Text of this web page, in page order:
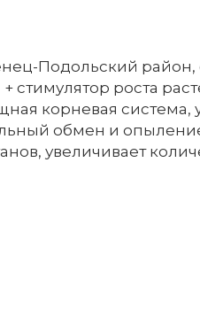
Подольский район,
стимулятор роста
корневая система,
обмен и
увеличивает